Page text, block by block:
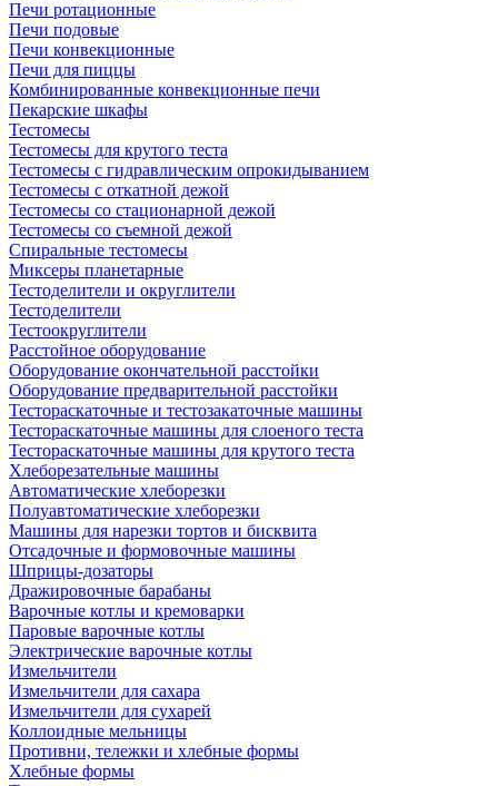
Печи ротационные
Печи подовые
Печи конвекционные
Печи для пиццы
Комбинированные конвекционные печи
Пекарские шкафы
Тестомесы
Тестомесы для крутого теста
Тестомесы с гидравлическим опрокидыванием
Тестомесы с откатной дежой
Тестомесы со стационарной дежой
Тестомесы со съемной дежой
Спиральные тестомесы
Миксеры планетарные
Тестоделители и округлители
Тестоделители
Тестоокруглители
Расстойное оборудование
Оборудование окончательной расстойки
Оборудование предварительной расстойки
Тестораскаточные и тестозакаточные машины
Тестораскаточные машины для слоеного теста
Тестораскаточные машины для крутого теста
Хлеборезательные машины
Автоматические хлеборезки
Полуавтоматические хлеборезки
Машины для нарезки тортов и бисквита
Отсадочные и формовочные машины
Шприцы-дозаторы
Дражировочные барабаны
Варочные котлы и кремоварки
Паровые варочные котлы
Электрические варочные котлы
Измельчители
Измельчители для сахара
Измельчители для сухарей
Коллоидные мельницы
Противни, тележки и хлебные формы
Хлебные формы